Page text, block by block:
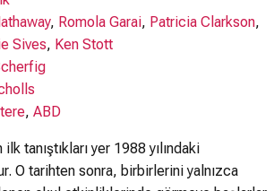
, Romola Garai, Patricia Clarkson,
Sives, Ken Stott
, ABD
ilk tanıştıkları yer 1988 yılındaki
O tarihten sonra, birbirlerini yalnızca